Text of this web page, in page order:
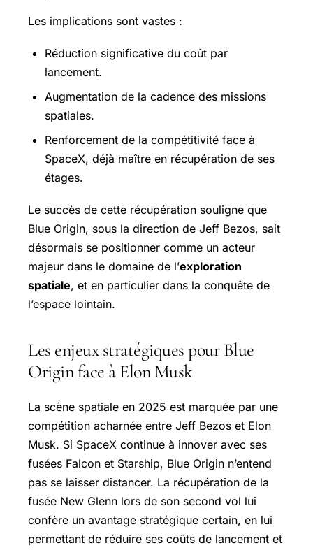
Les implications sont vastes :
Réduction significative du coût par
lancement.
Augmentation de la cadence des missions
spatiales.
Renforcement de la compétitivité face à
SpaceX, déjà maître en récupération de ses
étages.
Le succès de cette récupération souligne que
Blue Origin, sous la direction de Jeff Bezos, sait
désormais se positionner comme un acteur
majeur dans le domaine de l’exploration
spatiale, et en particulier dans la conquête de
l’espace lointain.
Les enjeux stratégiques pour Blue
Origin face à Elon Musk
La scène spatiale en 2025 est marquée par une
compétition acharnée entre Jeff Bezos et Elon
Musk. Si SpaceX continue à innover avec ses
fusées Falcon et Starship, Blue Origin n’entend
pas se laisser distancer. La récupération de la
fusée New Glenn lors de son second vol lui
confère un avantage stratégique certain, en lui
permettant de réduire ses coûts de lancement et